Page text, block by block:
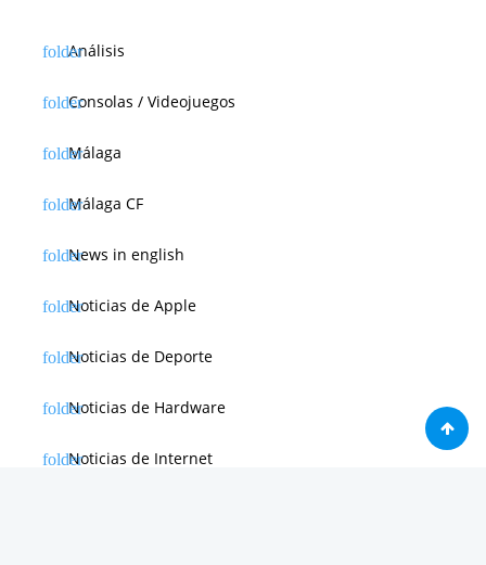
Análisis
Consolas / Videojuegos
Málaga
Málaga CF
News in english
Noticias de Apple
Noticias de Deporte
Noticias de Hardware
Noticias de Internet